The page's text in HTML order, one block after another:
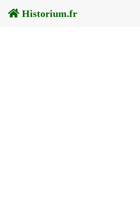
Historium.fr